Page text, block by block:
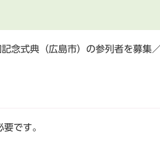
式典（広島市）の参列者を募集
です。